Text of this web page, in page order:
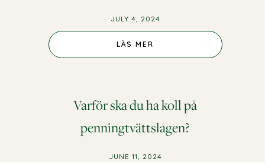
JULY 4, 2024
LÄS MER
Varför ska du ha koll på
penningtvättslagen?
JUNE 11, 2024